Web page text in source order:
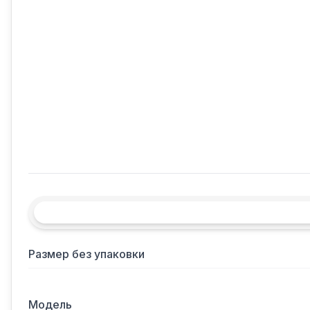
Размер без упаковки
Модель